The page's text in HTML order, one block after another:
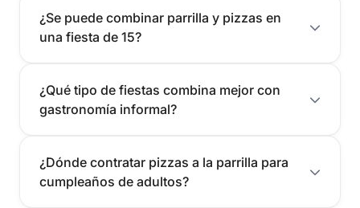
¿Se puede combinar parrilla y pizzas en
una fiesta de 15?
¿Qué tipo de fiestas combina mejor con
gastronomía informal?
¿Dónde contratar pizzas a la parrilla para
cumpleaños de adultos?